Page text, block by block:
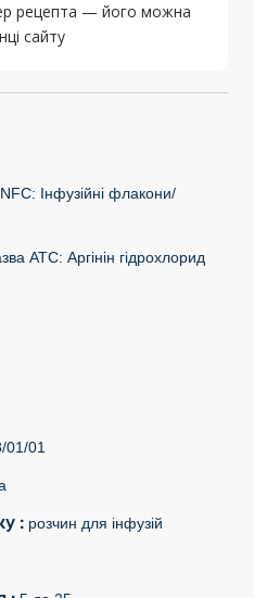
рецепта — його можна
сайту
Інфузійні флакони/
АТС: Аргінін гідрохлорид
01/01
: розчин для інфузій